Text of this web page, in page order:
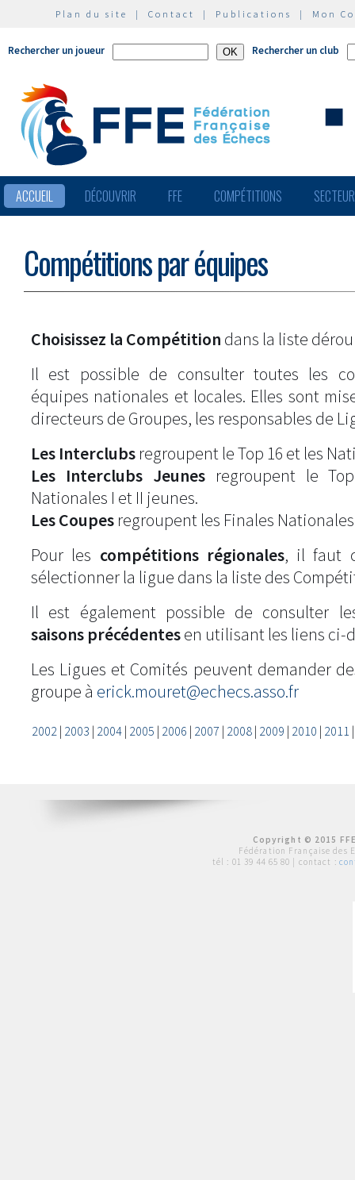
Plan du site | Contact | Publications | Mon
Rechercher un joueur Rechercher un club
ACCUEIL DÉCOUVRIR FFE COMPÉTITIONS
Compétitions par équipes
Choisissez la Compétition dans la liste
Il est possible de consulter toutes les
équipes nationales et locales. Elles sont
directeurs de Groupes, les responsables de
Les Interclubs regroupent le Top 16 et les
Les Interclubs Jeunesregroupent le
Nationales I et II jeunes.
Les Coupes regroupent les Finales
Pour les compétitions régionales, il faut
sélectionner la ligue dans la liste des
Il est également possible de consulter
saisons précédentesen utilisant les liens ci-
Les Ligues et Comités peuvent demander
groupe à erick.mouret@echecs.asso.fr
2002| 2003 | 2004| 2005 | 2006 | 2007 | 2008| 2009 | 2010 | 2011
Copyright © 2015
Fédération Française des
tél : 01 39 44 65 80 | contact :